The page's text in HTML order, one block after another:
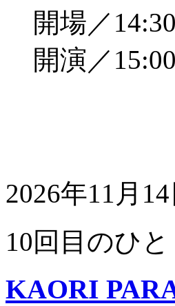
開場／14:30
開演／15:00
2026年11月
10回目のひ
KAORI